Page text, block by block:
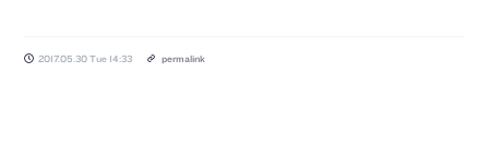
2017.05.30 Tue 14:33 permalink